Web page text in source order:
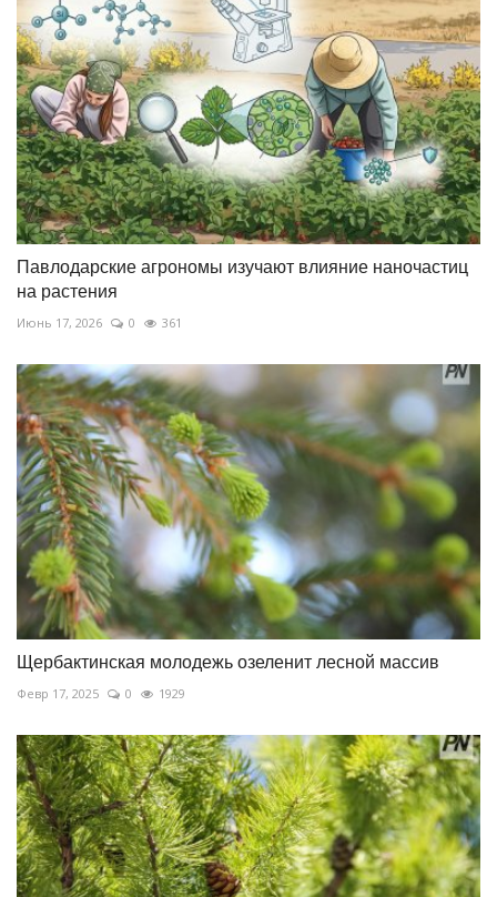
Павлодарские агрономы изучают влияние наночастиц
на растения
Июнь 17, 2026 0 361
Щербактинская молодежь озеленит лесной массив
Февр 17, 2025 0 1929